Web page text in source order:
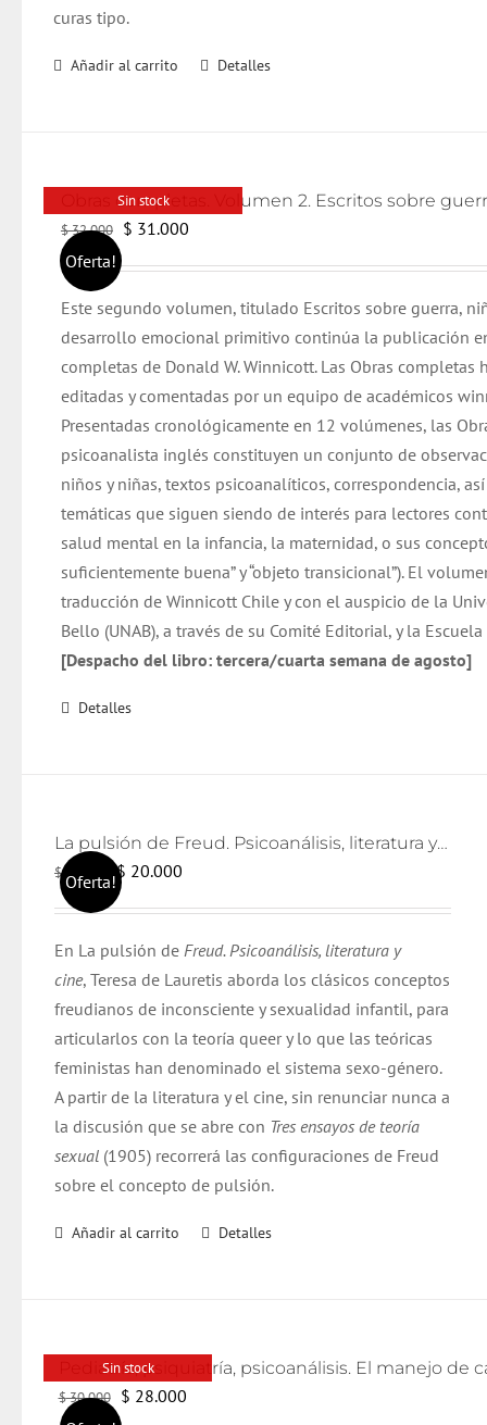
curas tipo.
Añadir al carrito Detalles
Sin stock
Oferta!
$32.000 El
precio
era:
$ 32.000.
$ 31.000El
es:
$ 31.000.
Este segundo volumen, titulado Escritos sobre guerra,
desarrollo emocional primitivo continúa la publicación
completas de Donald W. Winnicott. Las Obras completas
editadas y comentadas por un equipo de académicos
Presentadas cronológicamente en 12 volúmenes, las
psicoanalista inglés constituyen un conjunto de
niños y niñas, textos psicoanalíticos, correspondencia,
temáticas que siguen siendo de interés para lectores
salud mental en la infancia, la maternidad, o sus
suficientemente buena” y “objeto transicional”). El
traducción de Winnicott Chile y con el auspicio de la
Bello (UNAB), a través de su Comité Editorial, y la
[Despacho del libro: tercera/cuarta semana de agosto]
Detalles
Oferta!
La pulsión de Freud. Psicoanálisis, literatura y cine
$21.000
El
precio
era:
$ 21.000.
$ 20.000
es:
$ 20.000.
En La pulsión de Freud. Psicoanálisis, literatura y
cine, Teresa de Lauretis aborda los clásicos conceptos
freudianos de inconsciente y sexualidad infantil, para
articularlos con la teoría queer y lo que las teóricas
feministas han denominado el sistema sexo-género.
A partir de la literatura y el cine, sin renunciar nunca a
la discusión que se abre con Tres ensayos de teoría
sexual (1905) recorrerá las configuraciones de Freud
sobre el concepto de pulsión.
Añadir al carrito Detalles
Sin stock
$30.000
El
$ 28.000El